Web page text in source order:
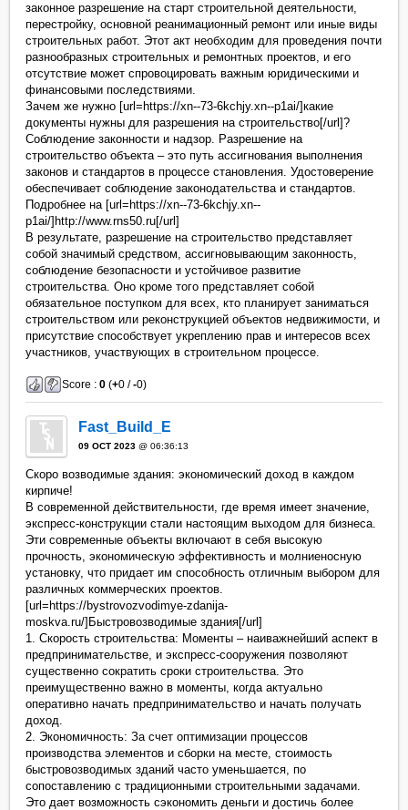
законное разрешение на старт строительной деятельности,
перестройку, основной реанимационный ремонт или иные виды
строительных работ. Этот акт необходим для проведения почти
разнообразных строительных и ремонтных проектов, и его
отсутствие может спровоцировать важным юридическими и
финансовыми последствиями.
Зачем же нужно [url=https://xn--73-6kchjy.xn--p1ai/]какие
документы нужны для разрешения на строительство[/url]?
Соблюдение законности и надзор. Разрешение на
строительство объекта – это путь ассигнования выполнения
законов и стандартов в процессе становления. Удостоверение
обеспечивает соблюдение законодательства и стандартов.
Подробнее на [url=https://xn--73-6kchjy.xn--
p1ai/]http://www.rns50.ru[/url]
В результате, разрешение на строительство представляет
собой значимый средством, ассигновывающим законность,
соблюдение безопасности и устойчивое развитие
строительства. Оно кроме того представляет собой
обязательное поступком для всех, кто планирует заниматься
строительством или реконструкцией объектов недвижимости, и
присутствие способствует укреплению прав и интересов всех
участников, участвующих в строительном процессе.
Score :0 (+0 /-0)
Fast_Build_E
09 OCT 2023 @ 06:36:13
Скоро возводимые здания: экономический доход в каждом
кирпиче!
В современной действительности, где время имеет значение,
экспресс-конструкции стали настоящим выходом для бизнеса.
Эти современные объекты включают в себя высокую
прочность, экономическую эффективность и молниеносную
установку, что придает им способность отличным выбором для
различных коммерческих проектов.
[url=https://bystrovozvodimye-zdanija-
moskva.ru/]Быстровозводимые здания[/url]
1. Скорость строительства: Моменты – наиважнейший аспект в
предпринимательстве, и экспресс-сооружения позволяют
существенно сократить сроки строительства. Это
преимущественно важно в моменты, когда актуально
оперативно начать предпринимательство и начать получать
доход.
2. Экономичность: За счет оптимизации процессов
производства элементов и сборки на месте, стоимость
быстровозводимых зданий часто уменьшается, по
сопоставлению с традиционными строительными задачами.
Это дает возможность сэкономить деньги и достичь более